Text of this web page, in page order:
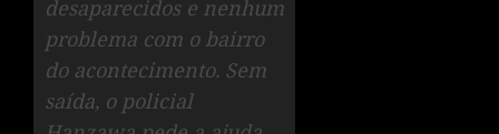
desaparecidos e nenhum
problema com o bairro
do acontecimento. Sem
saída, o policial